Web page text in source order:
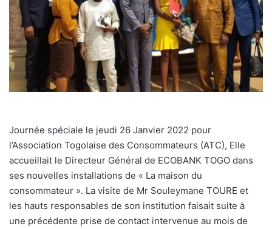
Journée spéciale le jeudi 26 Janvier 2022 pour
l’Association Togolaise des Consommateurs (ATC), Elle
accueillait le Directeur Général de ECOBANK TOGO dans
ses nouvelles installations de « La maison du
consommateur ». La visite de Mr Souleymane TOURE et
les hauts responsables de son institution faisait suite à
une précédente prise de contact intervenue au mois de